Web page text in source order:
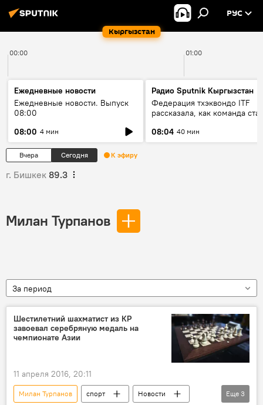
Кыргызстан
РУС
00:00 01:00
Ежедневные новости
Ежедневные новости. Выпуск
08:00
08:00 4 мин
Радио Sputnik Кыргызстан
Федерация тхэквондо ITF
рассказала, как команда
08:04 40 мин
Вчера Сегодня К эфиру
г. Бишкек 89.3
Милан Турпанов
За период
Шестилетний шахматист из КР
завоевал серебряную медаль на
чемпионате Азии
11 апреля 2016, 20:11
Милан Турпанов спорт
Новости
Еще 3